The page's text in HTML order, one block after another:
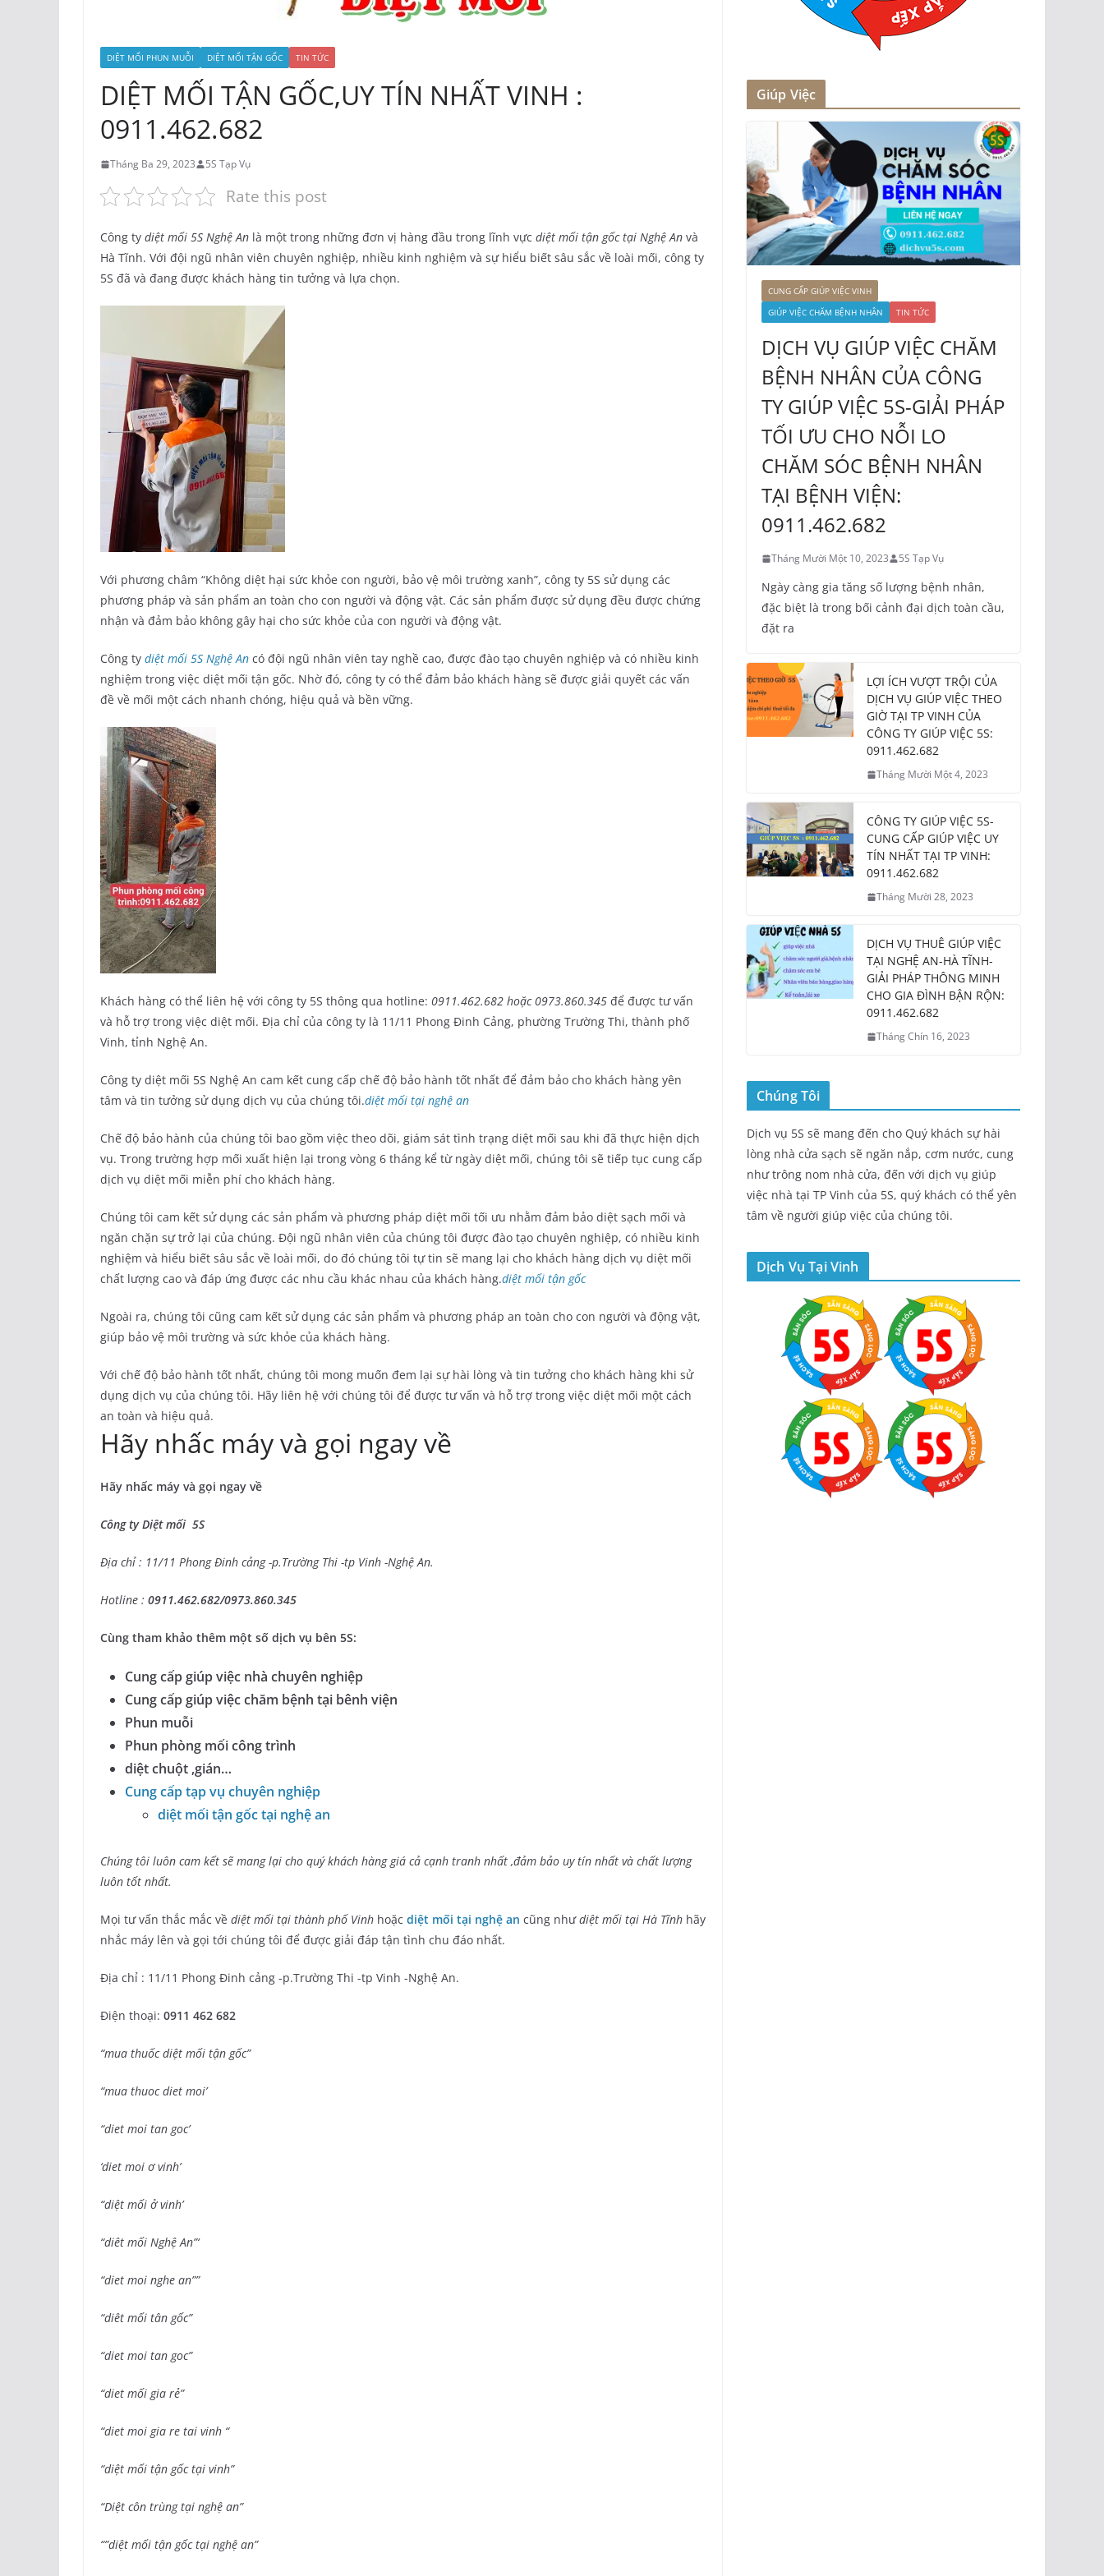
DIỆT MỐI PHUN MUỖI DIỆT MỐI TẬN GỐC TIN TỨC
DIỆT MỐI TẬN GỐC,UY TÍN NHẤT VINH :
0911.462.682
Tháng Ba 29, 2023 5S Tạp Vụ
Rate this post
Công ty diệt mối 5S Nghệ An là một trong những đơn vị hàng đầu trong lĩnh vực diệt mối tận gốc tại Nghệ An và
Hà Tĩnh. Với đội ngũ nhân viên chuyên nghiệp, nhiều kinh nghiệm và sự hiểu biết sâu sắc về loài mối, công ty
5S đã và đang được khách hàng tin tưởng và lựa chọn.
Với phương châm “Không diệt hại sức khỏe con người, bảo vệ môi trường xanh”, công ty 5S sử dụng các
phương pháp và sản phẩm an toàn cho con người và động vật. Các sản phẩm được sử dụng đều được chứng
nhận và đảm bảo không gây hại cho sức khỏe của con người và động vật.
Công ty diệt mối 5S Nghệ An có đội ngũ nhân viên tay nghề cao, được đào tạo chuyên nghiệp và có nhiều kinh
nghiệm trong việc diệt mối tận gốc. Nhờ đó, công ty có thể đảm bảo khách hàng sẽ được giải quyết các vấn
đề về mối một cách nhanh chóng, hiệu quả và bền vững.
Khách hàng có thể liên hệ với công ty 5S thông qua hotline: 0911.462.682 hoặc 0973.860.345 để được tư vấn
và hỗ trợ trong việc diệt mối. Địa chỉ của công ty là 11/11 Phong Đinh Cảng, phường Trường Thi, thành phố
Vinh, tỉnh Nghệ An.
Công ty diệt mối 5S Nghệ An cam kết cung cấp chế độ bảo hành tốt nhất để đảm bảo cho khách hàng yên
tâm và tin tưởng sử dụng dịch vụ của chúng tôi.diệt mối tại nghệ an
Chế độ bảo hành của chúng tôi bao gồm việc theo dõi, giám sát tình trạng diệt mối sau khi đã thực hiện dịch
vụ. Trong trường hợp mối xuất hiện lại trong vòng 6 tháng kể từ ngày diệt mối, chúng tôi sẽ tiếp tục cung cấp
dịch vụ diệt mối miễn phí cho khách hàng.
Chúng tôi cam kết sử dụng các sản phẩm và phương pháp diệt mối tối ưu nhằm đảm bảo diệt sạch mối và
ngăn chặn sự trở lại của chúng. Đội ngũ nhân viên của chúng tôi được đào tạo chuyên nghiệp, có nhiều kinh
nghiệm và hiểu biết sâu sắc về loài mối, do đó chúng tôi tự tin sẽ mang lại cho khách hàng dịch vụ diệt mối
chất lượng cao và đáp ứng được các nhu cầu khác nhau của khách hàng.diệt mối tận gốc
Ngoài ra, chúng tôi cũng cam kết sử dụng các sản phẩm và phương pháp an toàn cho con người và động vật,
giúp bảo vệ môi trường và sức khỏe của khách hàng.
Với chế độ bảo hành tốt nhất, chúng tôi mong muốn đem lại sự hài lòng và tin tưởng cho khách hàng khi sử
dụng dịch vụ của chúng tôi. Hãy liên hệ với chúng tôi để được tư vấn và hỗ trợ trong việc diệt mối một cách
an toàn và hiệu quả.
Hãy nhấc máy và gọi ngay về
Hãy nhấc máy và gọi ngay về
Công ty Diệt mối 5S
Địa chỉ : 11/11 Phong Đinh cảng -p.Trường Thi -tp Vinh -Nghệ An.
Hotline : 0911.462.682/0973.860.345
Cùng tham khảo thêm một số dịch vụ bên 5S:
Cung cấp giúp việc nhà chuyên nghiệp
Cung cấp giúp việc chăm bệnh tại bênh viện
Phun muỗi
Phun phòng mối công trình
diệt chuột ,gián…
Cung cấp tạp vụ chuyên nghiệp
diệt mối tận gốc tại nghệ an
Chúng tôi luôn cam kết sẽ mang lại cho quý khách hàng giá cả cạnh tranh nhất ,đảm bảo uy tín nhất và chất lượng
luôn tốt nhất.
Mọi tư vấn thắc mắc về diệt mối tại thành phố Vinh hoặc diệt mối tại nghệ an cũng nhưdiệt mối tại Hà Tĩnh hãy
nhắc máy lên và gọi tới chúng tôi để được giải đáp tận tình chu đáo nhất.
Địa chỉ : 11/11 Phong Đinh cảng -p.Trường Thi -tp Vinh -Nghệ An.
Điện thoại: 0911 462 682
“mua thuốc diệt mối tận gốc”
“mua thuoc diet moi’
“diet moi tan goc’
‘diet moi ơ vinh’
“diệt mối ở vinh’
“diêt mối Nghệ An”‘
“diet moi nghe an””
“diêt mối tân gốc”
“diet moi tan goc”
“diet mối gia rẻ”
“diet moi gia re tai vinh “
“diệt mối tận gốc tại vinh”
“Diệt côn trùng tại nghệ an”
“”diệt mối tận gốc tại nghệ an”
Giúp Việc
CUNG CẤP GIÚP VIỆC VINH
GIÚP VIỆC CHĂM BỆNH NHÂN
TIN TỨC
DỊCH VỤ GIÚP VIỆC CHĂM
BỆNH NHÂN CỦA CÔNG
TY GIÚP VIỆC 5S-GIẢI PHÁP
TỐI ƯU CHO NỖI LO
CHĂM SÓC BỆNH NHÂN
TẠI BỆNH VIỆN:
0911.462.682
Tháng Mười Một 10, 2023 5S Tạp Vụ
Ngày càng gia tăng số lượng bệnh nhân,
đặc biệt là trong bối cảnh đại dịch toàn cầu,
đặt ra
LỢI ÍCH VƯỢT TRỘI CỦA
DỊCH VỤ GIÚP VIỆC THEO
GIỜ TẠI TP VINH CỦA
CÔNG TY GIÚP VIỆC 5S:
0911.462.682
Tháng Mười Một 4, 2023
CÔNG TY GIÚP VIỆC 5S-
CUNG CẤP GIÚP VIỆC UY
TÍN NHẤT TẠI TP VINH:
0911.462.682
Tháng Mười 28, 2023
DỊCH VỤ THUÊ GIÚP VIỆC
TẠI NGHỆ AN-HÀ TĨNH-
GIẢI PHÁP THÔNG MINH
CHO GIA ĐÌNH BẬN RỘN:
0911.462.682
Tháng Chín 16, 2023
Chúng Tôi
Dịch vụ 5S sẽ mang đến cho Quý khách sự hài
lòng nhà cửa sạch sẽ ngăn nắp, cơm nước, cung
như trông nom nhà cửa, đến với dịch vụ giúp
việc nhà tại TP Vinh của 5S, quý khách có thể yên
tâm về người giúp việc của chúng tôi.
Dịch Vụ Tại Vinh